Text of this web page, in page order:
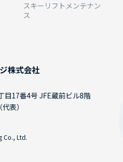
スキーリフトメンテナン
ス
株式会社
目17番4号 JFE蔵前ビル8階
（代表）
Co., Ltd.